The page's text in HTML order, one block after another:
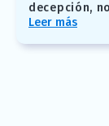
decepción,
Leer más